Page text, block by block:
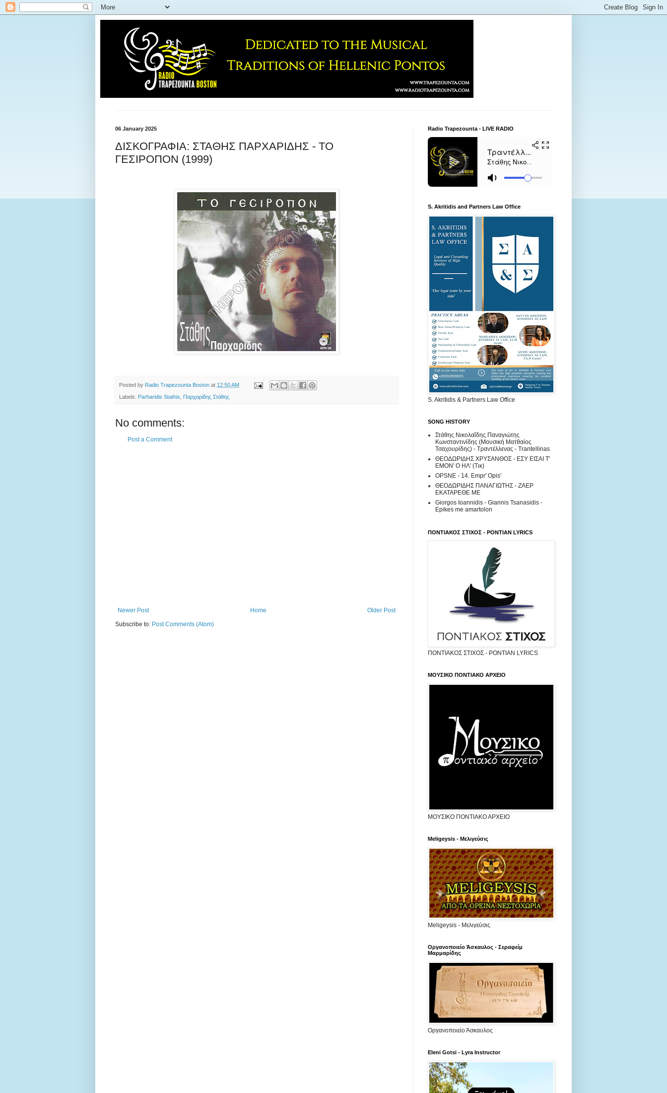
06 January 2025
ΔΙΣΚΟΓΡΑΦΙΑ: ΣΤΑΘΗΣ ΠΑΡΧΑΡΙΔΗΣ - ΤΟ
ΓΕΣΙΡΟΠΟΝ (1999)
Posted by Radio Trapezounta Boston at 12:50 AM
Labels: Parharidis Stathis Παρχαρίδης Στάθης
No comments:
Post a Comment
Newer Post Older Post
Home
Subscribe to: Post Comments (Atom)
Radio Trapezounta - LIVE RADIO
S. Akritidis and Partners Law Office
S. Akritidis & Partners Law Office
SONG HISTORY
Στάθης Νικολαΐδης Παναγιώτης
Κωνσταντινίδης (Μουσική Ματθαίος
Τσαχουρίδης) - Τραντέλλενας - Trantellinas
ΘΕΟΔΩΡΙΔΗΣ ΧΡΥΣΑΝΘΟΣ - ΕΣΥ ΕΙΣΑΙ Τ'
ΕΜΟΝ' Ο ΗΛ' (Τικ)
OPSNE - 14. Empr' Opis'
ΘΕΟΔΩΡΙΔΗΣ ΠΑΝΑΓΙΩΤΗΣ - ΖΑΕΡ
ΕΚΑΤΑΡΕΘΕ ΜΕ
Giorgos Ioannidis - Giannis Tsanasidis -
Epikes me amartolon
ΠΟΝΤΙΑΚΟΣ ΣΤΙΧΟΣ - PONTIAN LYRICS
ΠΟΝΤΙΑΚΟΣ ΣΤΙΧΟΣ - PONTIAN LYRICS
ΜΟΥΣΙΚΟ ΠΟΝΤΙΑΚΟ ΑΡΧΕΙΟ
ΜΟΥΣΙΚΟ ΠΟΝΤΙΑΚΟ ΑΡΧΕΙΟ
Meligeysis - Μελιγεύσις
Meligeysis - Μελιγεύσις
Οργανοποιείο Άσκαυλος - Σεραφείμ
Μαρμαρίδης
Οργανοποιείο Άσκαυλος
Eleni Gotsi - Lyra Instructor